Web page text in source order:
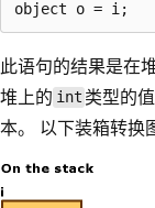
此语句的结果是在
堆上的 int 类型的
本。 以下装箱转换